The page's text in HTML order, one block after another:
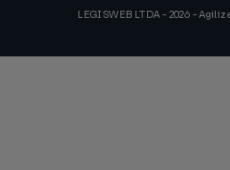
LEGISWEB LTDA - 2026 -